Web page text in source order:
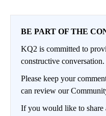
BE PART OF THE
KQ2 is committed to
constructive conversation.
Please keep your
can review our
If you would like to share